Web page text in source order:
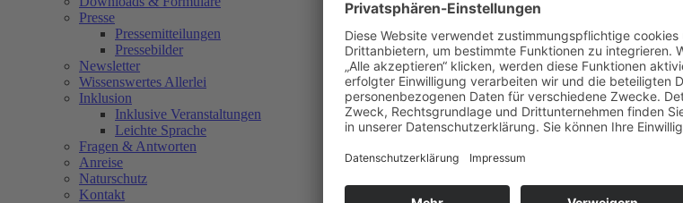
Presse
Pressemitteilungen
Pressebilder
Newsletter
Wissenswertes Allerlei
Inklusion
Inklusive Veranstaltungen
Leichte Sprache
Fragen & Antworten
Anreise
Naturschutz
Kontakt